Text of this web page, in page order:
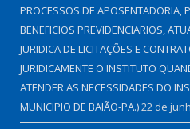
PROCESSOS DE APOSENTADORIA,
BENEFICIOS PREVIDENCIARIOS,
JURIDICA DE LICITAÇÕES E
JURIDICAMENTE O INSTITUTO
ATENDER AS NECESSIDADES DO
MUNICIPIO DE BAIÃO-PA.)22 de